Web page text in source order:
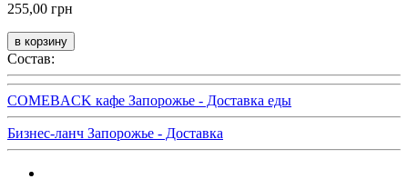
255,00 грн
Состав:
COMEBACK кафе Запорожье - Доставка еды
Бизнес-ланч Запорожье - Доставка